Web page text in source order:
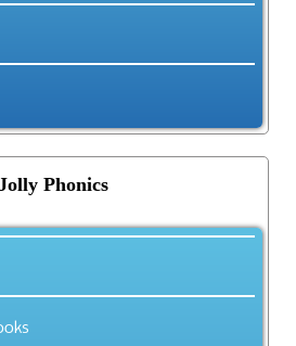
Phonics